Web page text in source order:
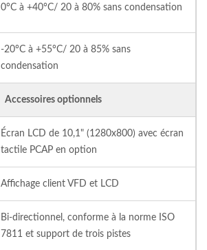
0°C à +40°C/ 20 à 80% sans condensation
-20°C à +55°C/ 20 à 85% sans
condensation
Accessoires optionnels
Écran LCD de 10,1" (1280x800) avec écran
tactile PCAP en option
Affichage client VFD et LCD
Bi-directionnel, conforme à la norme ISO
7811 et support de trois pistes